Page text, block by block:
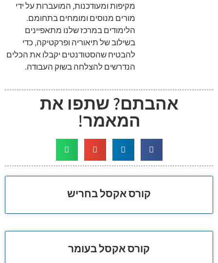
מקיפות ומעודכנות, המועברות על ידי
מורים מנוסים ומומחים בתחומם.
הלימודים במרכז שלנו מתאפיינים
בשילוב של תיאוריה ופרקטיקה, כדי
להבטיח שהסטודנטים יקבלו את הכלים
הנדרשים להצלחה בשוק העבודה.
אהבתם? שתפו את
המאמר!
קורס אקסל בחריש
קורס אקסל בעומר